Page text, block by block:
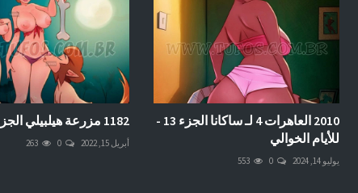
2010 العاهرات 4 لـ ساكانا الجزء 13 -
للأيام الخوالي
يوليو 14, 2024 0
553
1182 مزرعة هيلبيلي الجزء 27
أبريل 15, 2022 0
263